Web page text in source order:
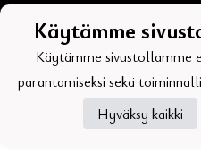
Powered by
Käytämme
Käytämme sivustollamme
parantamiseksi sekä
Hyväksy kaikki